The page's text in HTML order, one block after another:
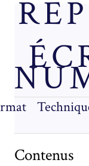
Contenus